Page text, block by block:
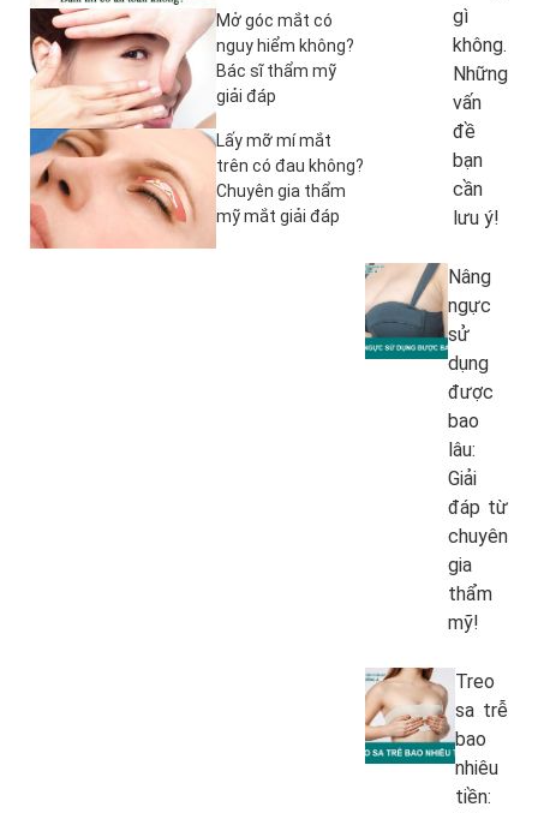
Mở góc mắt có
nguy hiểm không?
Bác sĩ thẩm mỹ
giải đáp
Lấy mỡ mí mắt
trên có đau không?
Chuyên gia thẩm
mỹ mắt giải đáp
gì
không.
Những
vấn
đề
bạn
cần
lưu ý!
Nâng
ngực
sử
dụng
được
bao
lâu:
Giải
đáp từ
chuyên
gia
thẩm
mỹ!
Treo
sa trễ
bao
nhiêu
tiền: